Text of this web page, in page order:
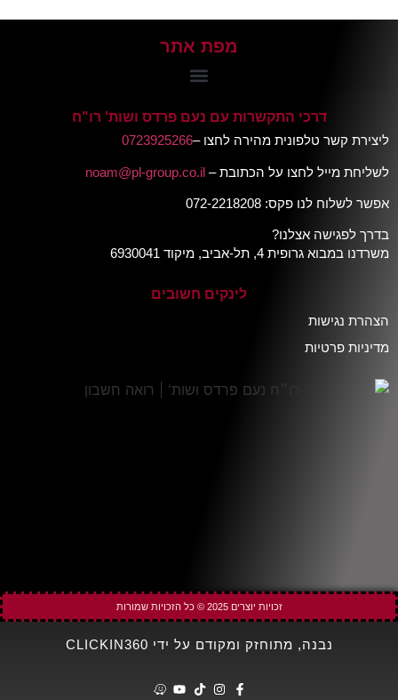
מפת אתר
דרכי התקשרות עם נעם פרדס ושות' רו"ח
ליצירת קשר טלפונית מהירה לחצו –0723925266
לשליחת מייל לחצו על הכתובת – noam@pl-group.co.il
אפשר לשלוח לנו פקס: 072-2218208
בדרך לפגישה אצלנו?
משרדנו במבוא גרופית 4, תל-אביב, מיקוד 6930041
לינקים חשובים
הצהרת נגישות
מדיניות פרטיות
זכויות יוצרים 2025 © כל הזכויות שמורות
נבנה, מתוחזק ומקודם על ידי CLICKIN360